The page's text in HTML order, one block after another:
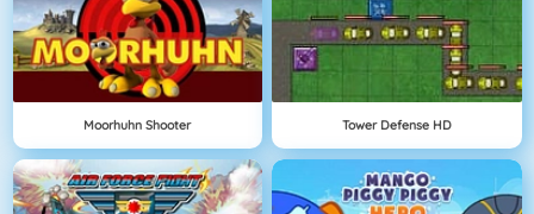
Moorhuhn Shooter Tower Defense HD